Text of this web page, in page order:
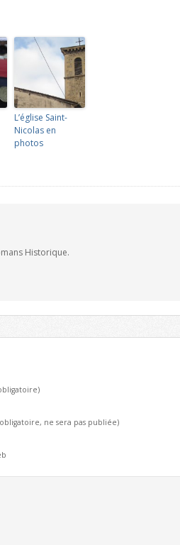
L’église Saint-
Nicolas en
photos
Historique.
ne sera pas publiée)